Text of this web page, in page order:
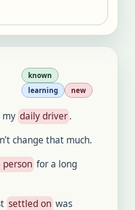
known
learning
new
my daily driver.
change that much.
for a long
settled on was